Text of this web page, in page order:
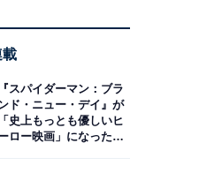
『スパイダーマン：ブラ
ド・ニュー・デイ』が
「史上もっとも優しいヒ
ロー映画」になった理